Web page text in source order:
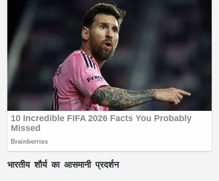
भारतीय शौर्य का आसमानी प्रदर्शन